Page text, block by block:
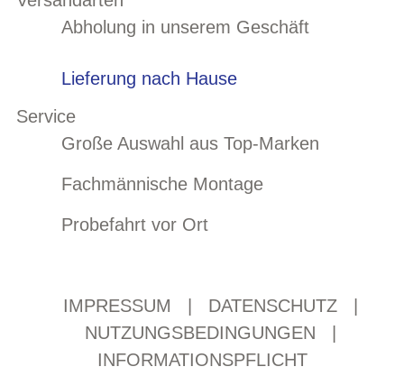
Abholung in unserem Geschäft
Lieferung nach Hause
Service
Große Auswahl aus Top-Marken
Fachmännische Montage
Probefahrt vor Ort
IMPRESSUM DATENSCHUTZ
NUTZUNGSBEDINGUNGEN
INFORMATIONSPFLICHT